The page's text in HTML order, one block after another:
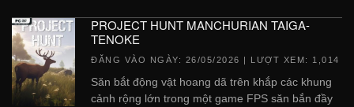
PROJECT HUNT MANCHURIAN TAIGA-
TENOKE
ĐĂNG VÀO NGÀY: 26/05/2026 | LƯỢT XEM: 1,014
Săn bắt động vật hoang dã trên khắp các khung
cảnh rộng lớn trong một game FPS săn bắn đầy